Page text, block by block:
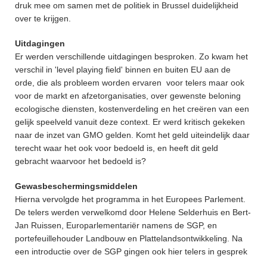
druk mee om samen met de politiek in Brussel duidelijkheid
over te krijgen.
Uitdagingen
Er werden verschillende uitdagingen besproken. Zo kwam het
verschil in 'level playing field' binnen en buiten EU aan de
orde, die als probleem worden ervaren voor telers maar ook
voor de markt en afzetorganisaties, over gewenste beloning
ecologische diensten, kostenverdeling en het creëren van een
gelijk speelveld vanuit deze context. Er werd kritisch gekeken
naar de inzet van GMO gelden. Komt het geld uiteindelijk daar
terecht waar het ook voor bedoeld is, en heeft dit geld
gebracht waarvoor het bedoeld is?
Gewasbeschermingsmiddelen
Hierna vervolgde het programma in het Europees Parlement.
De telers werden verwelkomd door Helene Selderhuis en Bert-
Jan Ruissen, Europarlementariër namens de SGP, en
portefeuillehouder Landbouw en Plattelandsontwikkeling. Na
een introductie over de SGP gingen ook hier telers in gesprek